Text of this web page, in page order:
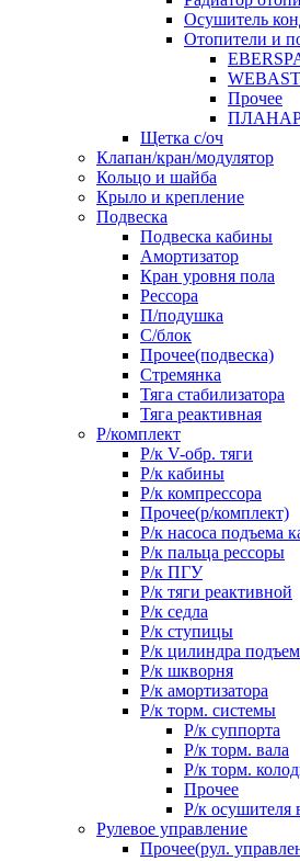
Осушитель
Отопители и
Прочее
Щетка с/оч
Клапан/кран/модулятор
Кольцо и шайба
Крыло и крепление
Подвеска
Подвеска кабины
Амортизатор
Кран уровня пола
Рессора
П/подушка
С/блок
Прочее(подвеска)
Стремянка
Тяга стабилизатора
Тяга реактивная
Р/комплект
Р/к V-обр. тяги
Р/к кабины
Р/к компрессора
Прочее(р/комплект)
Р/к насоса подъема
Р/к пальца рессоры
Р/к ПГУ
Р/к тяги реактивной
Р/к седла
Р/к ступицы
Р/к цилиндра
Р/к шкворня
Р/к амортизатора
Р/к торм. системы
Р/к суппорта
Р/к торм. вала
Р/к торм.
Прочее
Р/к осушителя
Рулевое управление
Прочее(рул.